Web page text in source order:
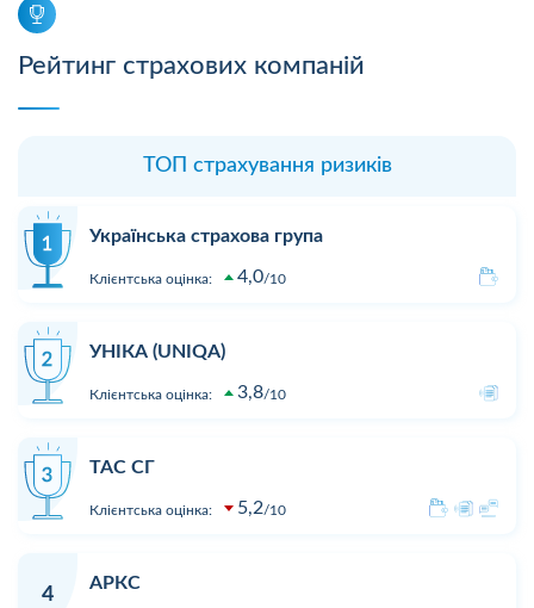
Рейтинг страхових компаній
ТОП страхування ризиків
Українська страхова група
Клієнтська оцінка: 4,0 10
УНІКА (UNIQA)
Клієнтська оцінка: 3,8 10
ТАС СГ
Клієнтська оцінка: 5,2 10
4
АРКС